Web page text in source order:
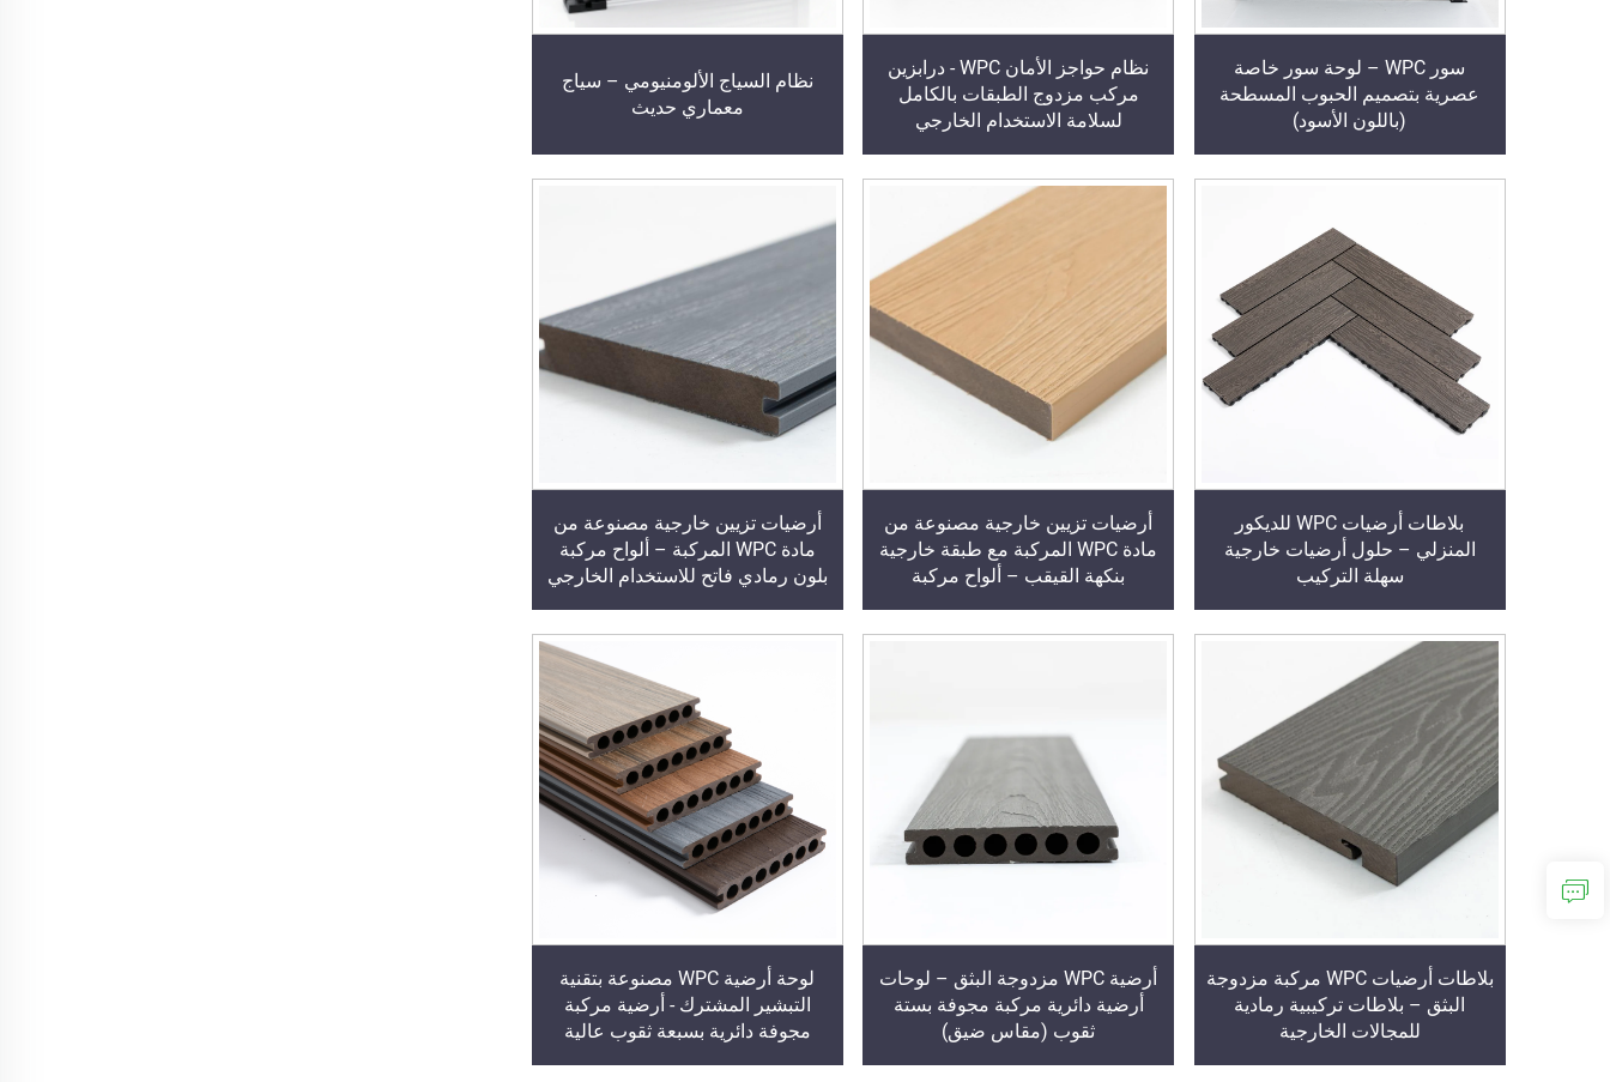
سور WPC – لوحة سور خاصة
عصرية بتصميم الحبوب المسطحة
(باللون الأسود)
نظام حواجز الأمان WPC - درابزين
مركب مزدوج الطبقات بالكامل
لسلامة الاستخدام الخارجي
نظام السياج الألومنيومي – سياج
معماري حديث
بلاطات أرضيات WPC للديكور
المنزلي – حلول أرضيات خارجية
سهلة التركيب
أرضيات تزيين خارجية مصنوعة من
مادة WPC المركبة مع طبقة خارجية
بنكهة القيقب – ألواح مركبة
أرضيات تزيين خارجية مصنوعة من
مادة WPC المركبة – ألواح مركبة
بلون رمادي فاتح للاستخدام الخارجي
بلاطات أرضيات WPC مركبة مزدوجة
البثق – بلاطات تركيبية رمادية
للمجالات الخارجية
أرضية WPC مزدوجة البثق – لوحات
أرضية دائرية مركبة مجوفة بستة
ثقوب (مقاس ضيق)
لوحة أرضية WPC مصنوعة بتقنية
التبشير المشترك - أرضية مركبة
مجوفة دائرية بسبعة ثقوب عالية